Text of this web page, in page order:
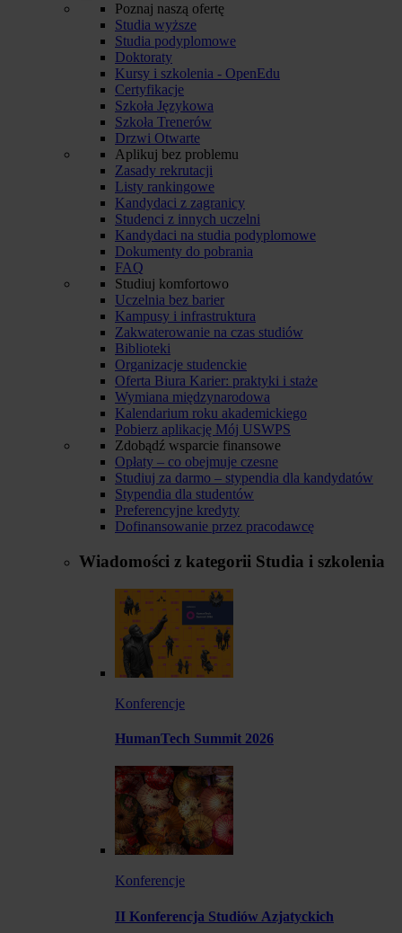
Poznaj naszą ofertę
Studia wyższe
Studia podyplomowe
Doktoraty
Kursy i szkolenia - OpenEdu
Certyfikacje
Szkoła Językowa
Szkoła Trenerów
Drzwi Otwarte
Aplikuj bez problemu
Zasady rekrutacji
Listy rankingowe
Kandydaci z zagranicy
Studenci z innych uczelni
Kandydaci na studia podyplomowe
Dokumenty do pobrania
FAQ
Studiuj komfortowo
Uczelnia bez barier
Kampusy i infrastruktura
Zakwaterowanie na czas studiów
Biblioteki
Organizacje studenckie
Oferta Biura Karier: praktyki i staże
Wymiana międzynarodowa
Kalendarium roku akademickiego
Pobierz aplikację Mój USWPS
Zdobądź wsparcie finansowe
Opłaty – co obejmuje czesne
Studiuj za darmo – stypendia dla kandydatów
Stypendia dla studentów
Preferencyjne kredyty
Dofinansowanie przez pracodawcę
Wiadomości z kategorii Studia i szkolenia
Konferencje
HumanTech Summit 2026
Konferencje
II Konferencja Studiów Azjatyckich